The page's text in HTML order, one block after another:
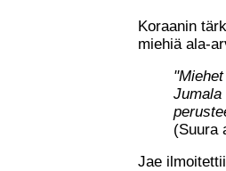
Koraanin
miehiä ala-
Jumala
(Suura
Jae